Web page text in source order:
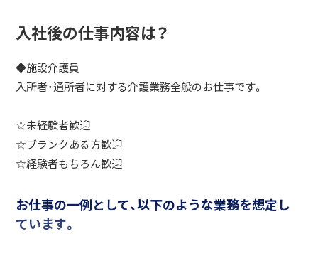
入社後の仕事内容は？
◆施設介護員
入所者・通所者に対する介護業務全般のお仕事です。
☆未経験者歓迎
☆ブランクある方歓迎
☆経験者もちろん歓迎
お仕事の一例として、以下のような業務を想定し
ています。